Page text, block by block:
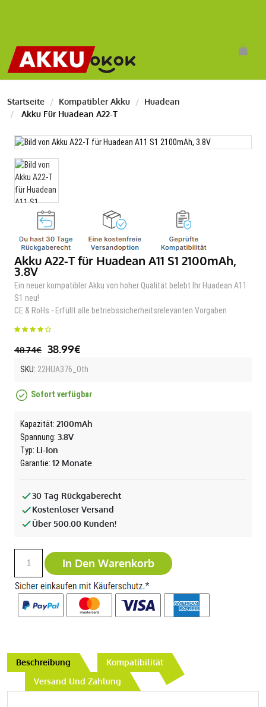
Startseite Kompatibler Akku
Huadean
Akku Für Huadean A22-T
Akku A22-T für Huadean A11 S1 2100mAh,
3.8V
Ein neuer kompatibler Akku von hoher Qualität belebt Ihr Huadean A11
S1 neu!
CE & RoHs - Erfüllt alle betriebssicherheitsrelevanten Vorgaben
48.74€ 38.99€
SKU: 22HUA376_Oth
Sofort verfügbar
Kapazität: 2100mAh
Spannung: 3.8V
Typ: Li-Ion
Garantie: 12 Monate
30 Tag Rückgaberecht
Kostenloser Versand
Über 500.00 Kunden!
In Den Warenkorb
Beschreibung
Kompatibilität
Versand Und Zahlung